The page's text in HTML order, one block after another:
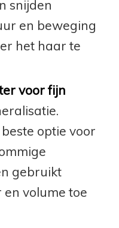
snijden
en beweging
het haar te
voor fijn
optie voor
gebruikt
volume toe